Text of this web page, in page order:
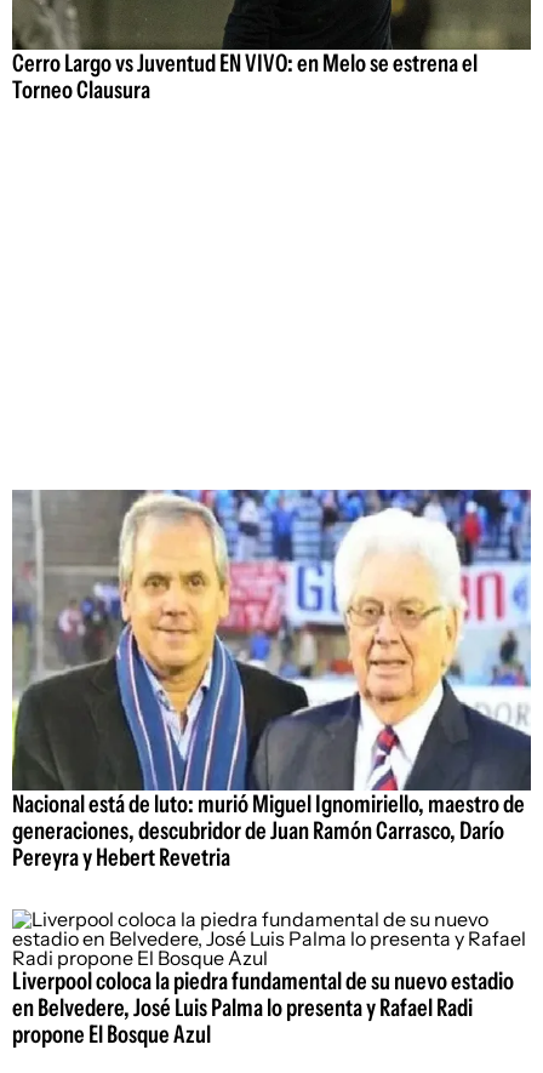
Cerro Largo vs Juventud EN VIVO: en Melo se estrena el
Torneo Clausura
Nacional está de luto: murió Miguel Ignomiriello, maestro de
generaciones, descubridor de Juan Ramón Carrasco, Darío
Pereyra y Hebert Revetria
Liverpool coloca la piedra fundamental de su nuevo estadio
en Belvedere, José Luis Palma lo presenta y Rafael Radi
propone El Bosque Azul